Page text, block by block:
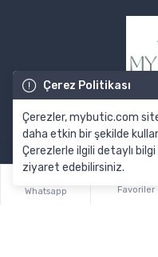
Çerez Politikası
Çerezler, mybutic.com
daha etkin bir şekilde
Çerezlerle ilgili detaylı bilgi
ziyaret edebilirsiniz.
Whatsapp Favoriler